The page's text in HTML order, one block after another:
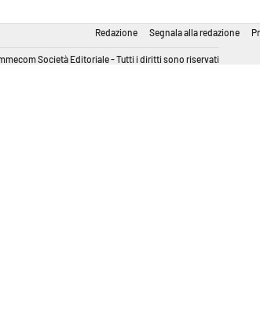
Redazione Segnala alla redazione
Società Editoriale - Tutti i diritti sono riservati